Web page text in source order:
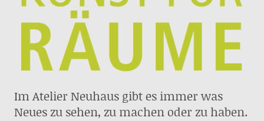
Im Atelier Neuhaus gibt es immer was
Neues zu sehen, zu machen oder zu haben.